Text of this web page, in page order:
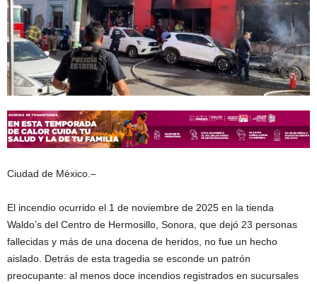
Ciudad de México.–
El incendio ocurrido el 1 de noviembre de 2025 en la tienda
Waldo’s del Centro de Hermosillo, Sonora, que dejó 23 personas
fallecidas y más de una docena de heridos, no fue un hecho
aislado. Detrás de esta tragedia se esconde un patrón
preocupante: al menos doce incendios registrados en sucursales